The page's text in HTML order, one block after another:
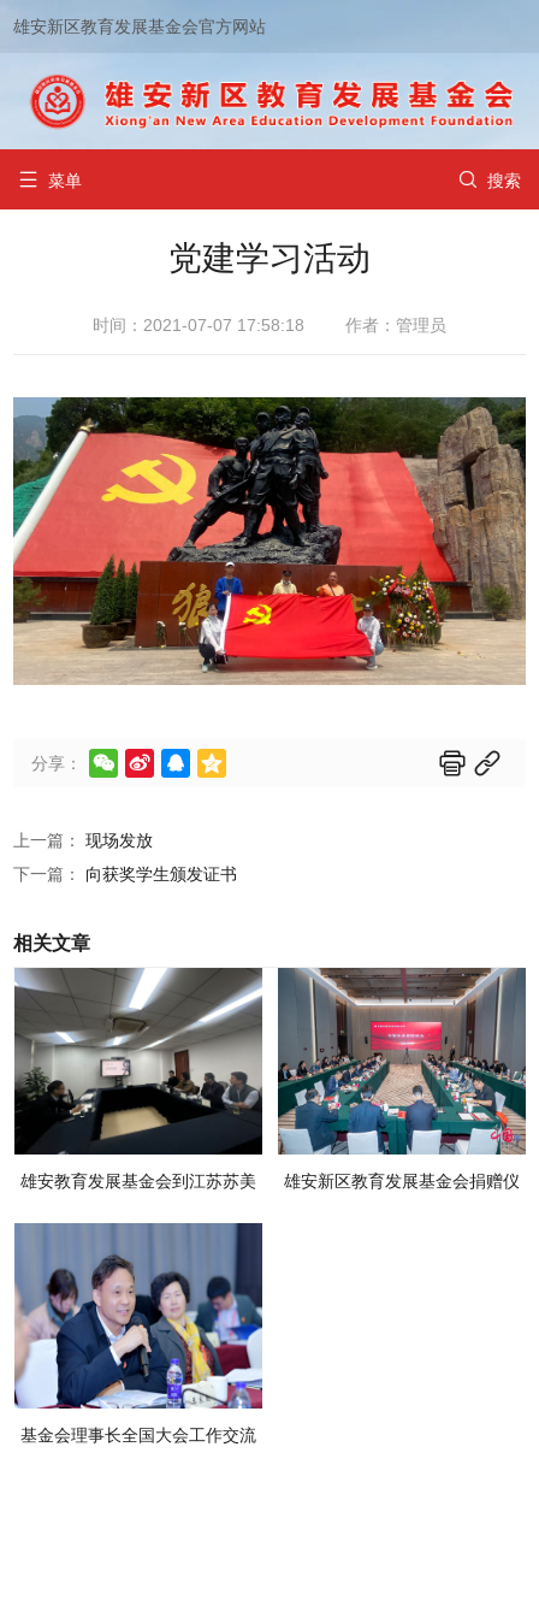
雄安新区教育发展基金会官方网站
 菜单  搜索
党建学习活动
时间：2021-07-07 17:58:18 作者：管理员
分享：      
上一篇：现场发放
下一篇： 向获奖学生颁发证书
相关文章
雄安教育发展基金会到江苏苏美
雄安新区教育发展基金会捐赠仪
基金会理事长全国大会工作交流